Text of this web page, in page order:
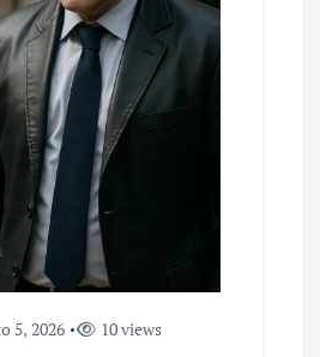
5, 2026 10 views